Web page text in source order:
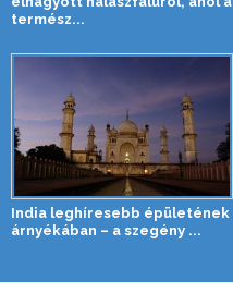
termész...
India leghíresebb épületének
árnyékában – a szegény ...